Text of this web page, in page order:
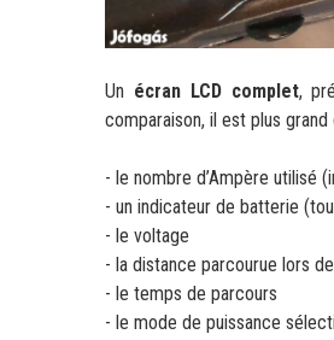
Un écran LCD complet,
comparaison, il est plus
- le nombre d’Ampère utilisé
- un indicateur de batterie
- le voltage
- la distance parcourue lors
- le temps de parcours
- le mode de puissance